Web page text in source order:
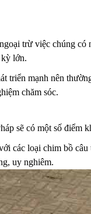
trừ việc chúng
lớn.
triển mạnh nên
chăm sóc.
sẽ có một số điểm
các loại chim bồ
uy nghiêm.